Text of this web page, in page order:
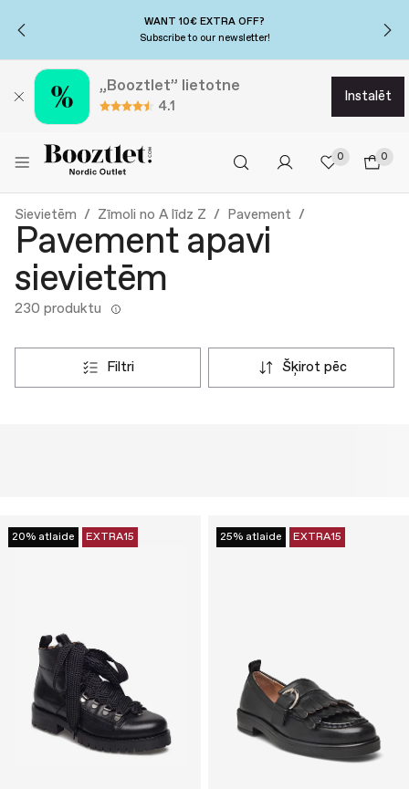
WANT 10€ EXTRA OFF?
Subscribe to our newsletter!
„Booztlet” lietotne
4.1
instalēt
0 0
Sievietēm Zīmoli no A līdz Z Pavement
Pavement apavi
sievietēm
230 produktu
filtri šķirot pēc
20% atlaide EXTRA15 25% atlaide EXTRA15